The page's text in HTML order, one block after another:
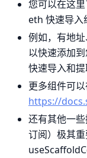
您可以在这
eth 快速导入
例如，有地
以快速添加
快速导入和提
更多组件可
https://
还有其他一
订阅）极其